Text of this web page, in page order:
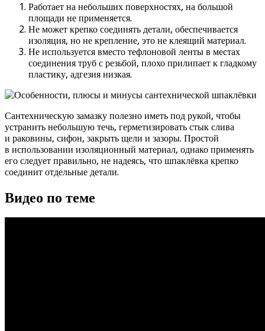
Работает на небольших поверхностях, на большой
площади не применяется.
Не может крепко соединять детали, обеспечивается
изоляция, но не крепление, это не клеящий материал.
Не используется вместо тефлоновой ленты в местах
соединения труб с резьбой, плохо прилипает к гладкому
пластику, адгезия низкая.
Сантехническую замазку полезно иметь под рукой, чтобы
устранить небольшую течь, герметизировать стык слива
и раковины, сифон, закрыть щели и зазоры. Простой
в использовании изоляционный материал, однако применять
его следует правильно, не надеясь, что шпаклёвка крепко
соединит отдельные детали.
Видео по теме